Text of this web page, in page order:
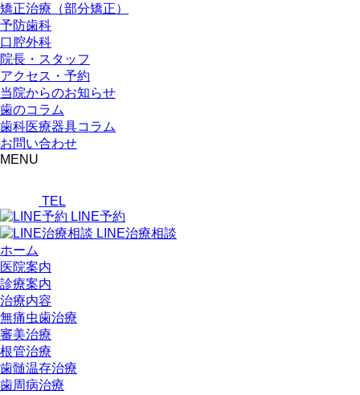
矯正治療（部分矯正）
予防歯科
口腔外科
院長・スタッフ
アクセス・予約
当院からのお知らせ
歯のコラム
歯科医療器具コラム
お問い合わせ
MENU
TEL
LINE予約
LINE治療相談
ホーム
医院案内
診療案内
治療内容
無痛虫歯治療
審美治療
根管治療
歯髄温存治療
歯周病治療